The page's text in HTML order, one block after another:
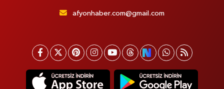
afyonhaber.com@gmail.com